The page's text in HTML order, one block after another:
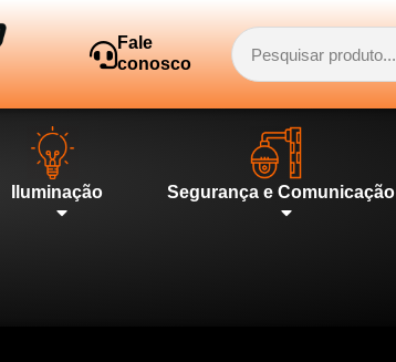
Fale
conosco
Iluminação Segurança e Comunicação